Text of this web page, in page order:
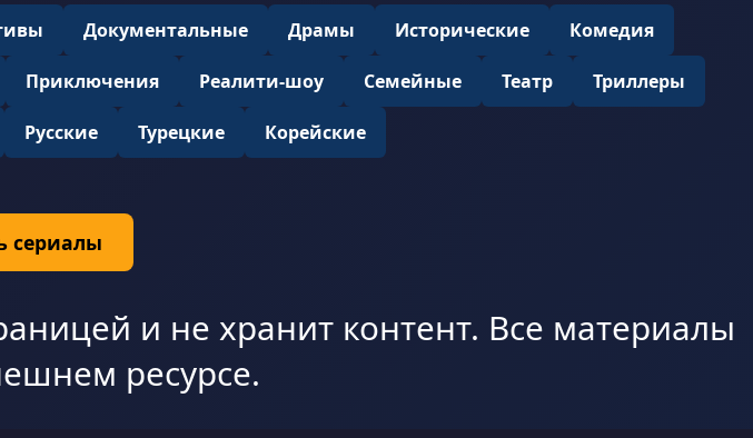
Документальные Драмы Исторические Комедия
Приключения Реалити-шоу Семейные Театр Триллеры
Русские Турецкие Корейские
сериалы
и не хранит контент. Все материалы
ресурсе.